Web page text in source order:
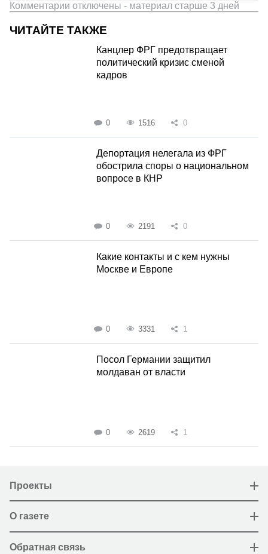
Комментарии отключены - материал старше 3 дней
ЧИТАЙТЕ ТАКЖЕ
Канцлер ФРГ предотвращает
политический кризис сменой
кадров
0 1516 0
Депортация нелегала из ФРГ
обострила споры о национальном
вопросе в КНР
0 2191 0
Какие контакты и с кем нужны
Москве и Европе
0 3331 1
Посол Германии защитил
молдаван от власти
0 2619 1
Проекты
О газете
Обратная связь